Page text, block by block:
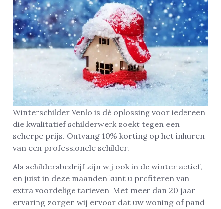
Winterschilder Venlo is dé oplossing voor iedereen
die kwalitatief schilderwerk zoekt tegen een
scherpe prijs. Ontvang 10% korting op het inhuren
van een professionele schilder.
Als schildersbedrijf zijn wij ook in de winter actief,
en juist in deze maanden kunt u profiteren van
extra voordelige tarieven. Met meer dan 20 jaar
ervaring zorgen wij ervoor dat uw woning of pand